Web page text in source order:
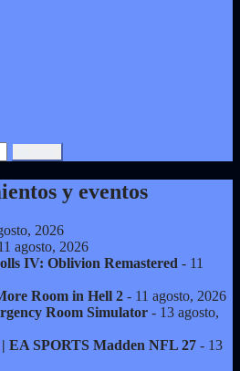
y eventos
2026
agosto, 2026
IV: Oblivion Remastered - 11
Room in Hell 2 - 11 agosto, 2026
Room Simulator - 13 agosto,
EA SPORTS Madden NFL 27 - 13